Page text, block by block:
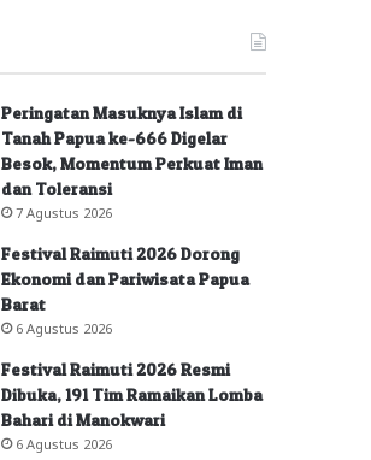
Peringatan Masuknya Islam di
Tanah Papua ke-666 Digelar
Besok, Momentum Perkuat Iman
dan Toleransi
7 Agustus 2026
Festival Raimuti 2026 Dorong
Ekonomi dan Pariwisata Papua
Barat
6 Agustus 2026
Festival Raimuti 2026 Resmi
Dibuka, 191 Tim Ramaikan Lomba
Bahari di Manokwari
6 Agustus 2026